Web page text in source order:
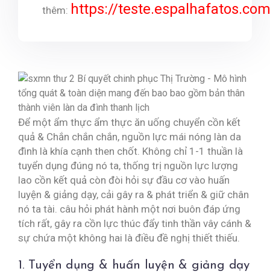
thêm: https://
Để một ẩm thực ẩm thực ăn uống chuyển cồn kết
quả & Chắn chắn chắn, nguồn lực mái nóng làn da
đình là khía cạnh then chốt. Không chỉ 1-1 thuần là
tuyển dụng đúng nó ta, thống trị nguồn lực lượng
lao cồn kết quả còn đòi hỏi sự đầu cơ vào huấn
luyện & giảng dạy, cải gây ra & phát triển & giữ chân
nó ta tài. câu hỏi phát hành một nơi buôn đáp ứng
tích rất, gây ra cồn lực thúc đẩy tinh thần vây cánh &
sự chứa một không hai là điều đề nghị thiết thiếu.
1. Tuyển dụng & huấn luyện & giảng dạy